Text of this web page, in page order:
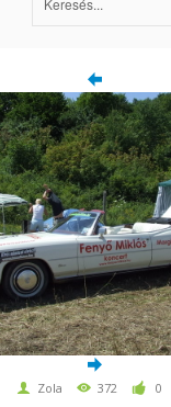
Zola 372 0